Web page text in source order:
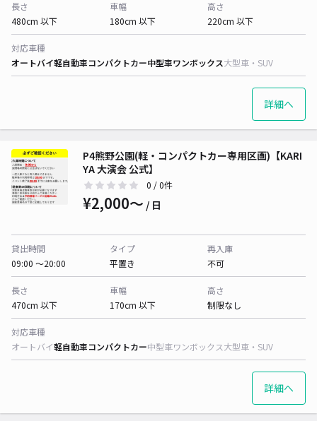
長さ
480cm 以下
車幅
180cm 以下
高さ
220cm 以下
対応車種
オートバイ軽自動車コンパクトカー中型車ワンボックス大型車・SUV
詳細へ
P4熊野公園(軽・コンパクトカー専用区画)【KARI
YA 大演会 公式】
0 / 0件
¥2,000〜 / 日
貸出時間
09:00 〜20:00
タイプ
平置き
再入庫
不可
長さ
470cm 以下
車幅
170cm 以下
高さ
制限なし
対応車種
オートバイ軽自動車コンパクトカー中型車ワンボックス大型車・SUV
詳細へ